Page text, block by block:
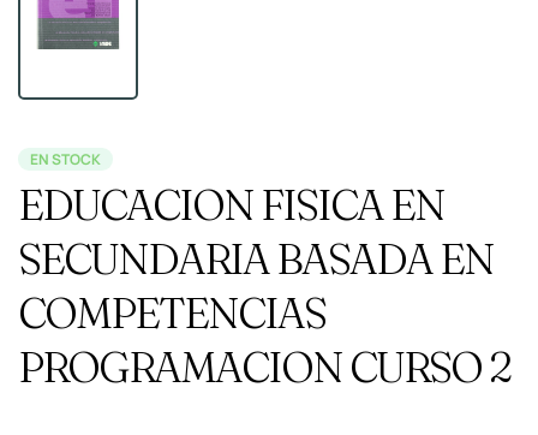
EN STOCK
EDUCACION FISICA EN
SECUNDARIA BASADA EN
COMPETENCIAS
PROGRAMACION CURSO 2